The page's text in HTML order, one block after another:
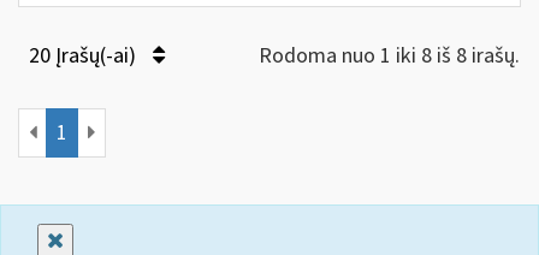
20 Įrašų(-ai) Rodoma nuo 1 iki 8 iš 8 irašų.
1